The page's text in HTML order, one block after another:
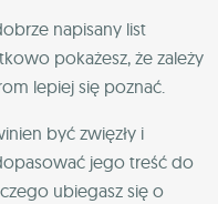
napisany list
pokażesz, że zależy
lepiej się poznać.
być zwięzły i
jego treść do
ubiegasz się o